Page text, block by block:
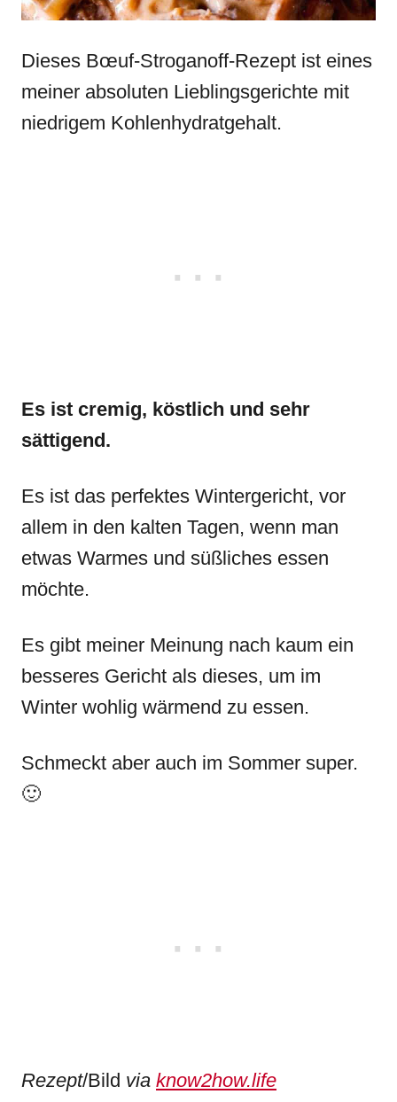
Dieses Bœuf-Stroganoff-Rezept ist eines
meiner absoluten Lieblingsgerichte mit
niedrigem Kohlenhydratgehalt.
Es ist cremig, köstlich und sehr
sättigend.
Es ist das perfektes Wintergericht, vor
allem in den kalten Tagen, wenn man
etwas Warmes und süßliches essen
möchte.
Es gibt meiner Meinung nach kaum ein
besseres Gericht als dieses, um im
Winter wohlig wärmend zu essen.
Schmeckt aber auch im Sommer super.
🙂
Rezept/Bild via know2how.life